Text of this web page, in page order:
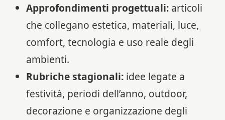
Approfondimenti progettuali: articoli
che collegano estetica, materiali, luce,
comfort, tecnologia e uso reale degli
ambienti.
Rubriche stagionali: idee legate a
festività, periodi dell’anno, outdoor,
decorazione e organizzazione degli